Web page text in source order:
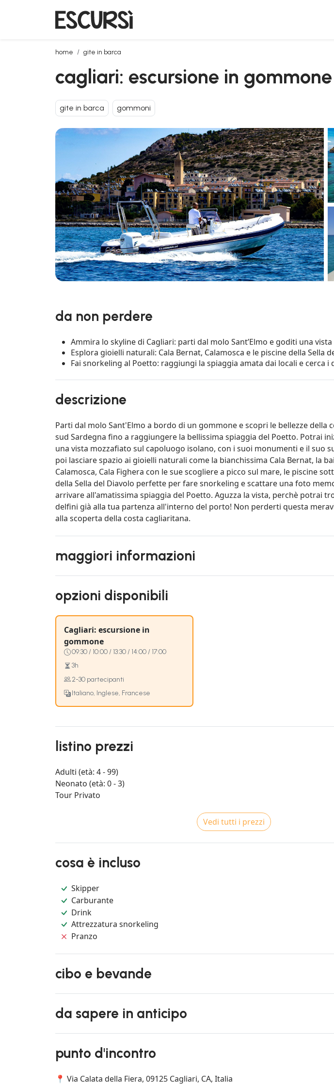
home gite in barca
cagliari: escursione in gommone
cagliari: escursione in gommone
gite in barca gommoni
da non perdere
Ammira lo skyline di Cagliari: parti dal molo Sant’Elmo e goditi una
Esplora gioielli naturali: Cala Bernat, Calamosca e le piscine della Sella
Fai snorkeling al Poetto: raggiungi la spiaggia amata dai locali e cerca
descrizione
Parti dal molo Sant'Elmo a bordo di un gommone e scopri le bellezze della
sud Sardegna fino a raggiungere la bellissima spiaggia del Poetto. Potrai
una vista mozzafiato sul capoluogo isolano, con i suoi monumenti e il suo
poi lasciare spazio ai gioielli naturali come la bianchissima Cala Bernat, la
Calamosca, Cala Fighera con le sue scogliere a picco sul mare, le piscine
della Sella del Diavolo perfette per fare snorkeling e scattare una foto
arrivare all'amatissima spiaggia del Poetto. Aguzza la vista, perchè potrai
delfini già alla tua partenza all'interno del porto! Non perderti questa
alla scoperta della costa cagliaritana.
maggiori informazioni
opzioni disponibili
Cagliari: escursione in
gommone
09:30 / 10:00 / 13:30 / 14:00 / 17:00
3h
2-30 partecipanti
Italiano, Inglese, Francese
listino prezzi
Adulti (età: 4 - 99)
Neonato (età: 0 - 3)
Tour Privato
Vedi tutti i prezzi
cosa è incluso
Skipper
Carburante
Drink
Attrezzatura snorkeling
Pranzo
cibo e bevande
da sapere in anticipo
punto d'incontro
📍 Via Calata della Fiera, 09125 Cagliari, CA, Italia